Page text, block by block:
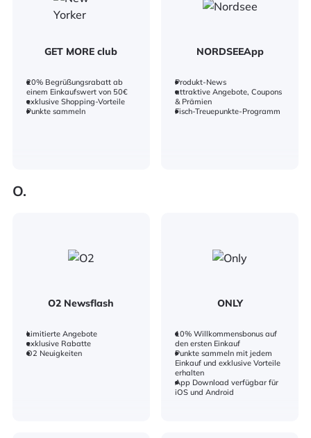
GET MORE club
20% Begrüßungsrabatt ab
einem Einkaufswert von 50€
exklusive Shopping-Vorteile
Punkte sammeln
NORDSEEApp
Produkt-News
attraktive Angebote, Coupons
& Prämien
Fisch-Treuepunkte-Programm
O.
O2 Newsflash
Limitierte Angebote
exklusive Rabatte
O2 Neuigkeiten
ONLY
10% Willkommensbonus auf
den ersten Einkauf
Punkte sammeln mit jedem
Einkauf und exklusive Vorteile
erhalten
App Download verfügbar für
iOS und Android